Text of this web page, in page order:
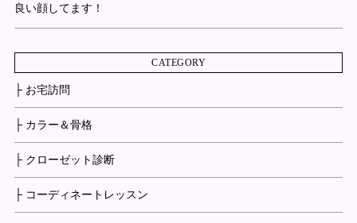
良い顔してます！
CATEGORY
├ お宅訪問
├ カラー＆骨格
├ クローゼット診断
├ コーディネートレッスン